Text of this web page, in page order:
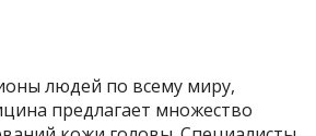
людей по всему миру,
предлагает множество